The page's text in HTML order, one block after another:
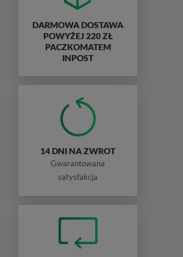
DARMOWA DOSTAWA
POWYŻEJ 220 ZŁ
PACZKOMATEM
INPOST
14 DNI NA ZWROT
Gwarantowana
satysfakcja